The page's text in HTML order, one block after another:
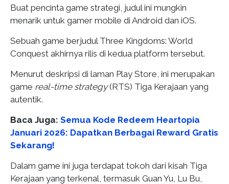
Buat pencinta game strategi, judul ini mungkin
menarik untuk gamer mobile di Android dan iOS.
Sebuah game berjudul Three Kingdoms: World
Conquest akhirnya rilis di kedua platform tersebut.
Menurut deskripsi di laman Play Store, ini merupakan
game real-time strategy(RTS) Tiga Kerajaan yang
autentik.
Baca Juga: Semua Kode Redeem Heartopia
Januari 2026: Dapatkan Berbagai Reward Gratis
Sekarang!
Dalam game ini juga terdapat tokoh dari kisah Tiga
Kerajaan yang terkenal, termasuk Guan Yu, Lu Bu,